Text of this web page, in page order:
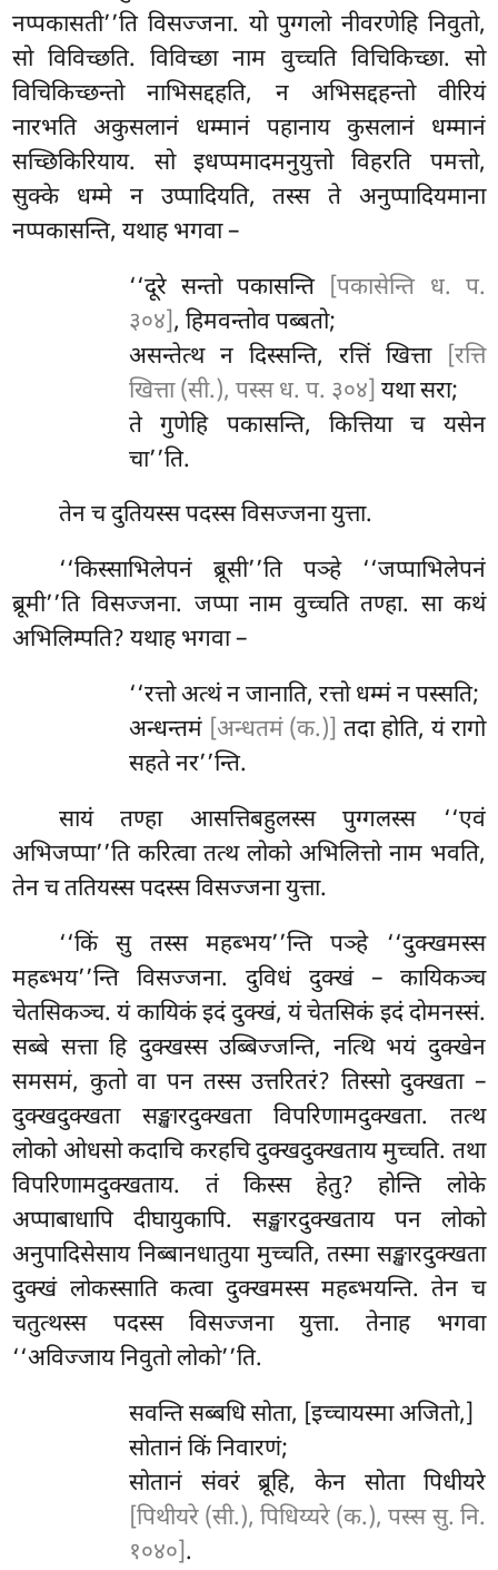
नप्पकासती’’ति विसज्जना. यो पुग्गलो नीवरणेहि निवुतो,
सो विविच्छति. विविच्छा नाम वुच्चति विचिकिच्छा. सो
विचिकिच्छन्तो नाभिसद्दहति, न अभिसद्दहन्तो वीरियं
नारभति अकुसलानं धम्मानं पहानाय कुसलानं धम्मानं
सच्छिकिरियाय. सो इधप्पमादमनुयुत्तो विहरति पमत्तो,
सुक्के धम्मे न उप्पादियति, तस्स ते अनुप्पादियमाना
नप्पकासन्ति, यथाह भगवा –
‘‘दूरे सन्तो पकासन्ति
[पकासेन्ति ध. प.
३०४] , हिमवन्तोव पब्बतो;
असन्तेत्थ न दिस्सन्ति, रत्तिं खित्ता
[रत्ति
खित्ता (सी.), पस्स ध. प. ३०४] यथा सरा;
ते गुणेहि पकासन्ति, कित्तिया च यसेन
चा’’ति.
तेनच दुतियस्स पदस्स विसज्जना युत्ता.
‘‘किस्साभिलेपनं ब्रूसी’’ति पञ्हे ‘‘जप्पाभिलेपनं
ब्रूमी’’ति विसज्जना. जप्पा नाम वुच्चति तण्हा. सा कथं
अभिलिम्पति? यथाह भगवा –
‘‘रत्तोअत्थं न जानाति, रत्तो धम्मं न पस्सति;
अन्धन्तमं [अन्धतमं (क.)] तदा होति, यं रागो
सहते नर’’न्ति.
सायं तण्हा आसत्तिबहुलस्स पुग्गलस्स ‘‘एवं
अभिजप्पा’’ति करित्वा तत्थ लोको अभिलित्तो नाम भवति,
तेन च ततियस्स पदस्स विसज्जना युत्ता.
‘‘किं सु तस्स महब्भय’’न्ति पञ्हे ‘‘दुक्खमस्स
महब्भय’’न्ति विसज्जना. दुविधं दुक्खं – कायिकञ्च
चेतसिकञ्च. यं कायिकं इदं दुक्खं, यं चेतसिकं इदं दोमनस्सं.
सब्बे सत्ता हि दुक्खस्स उब्बिज्जन्ति, नत्थि भयं दुक्खेन
समसमं, कुतो वा पन तस्स उत्तरितरं? तिस्सो दुक्खता –
दुक्खदुक्खता सङ्खारदुक्खता विपरिणामदुक्खता. तत्थ
लोको ओधसो कदाचि करहचि दुक्खदुक्खताय मुच्चति. तथा
विपरिणामदुक्खताय. तं किस्स हेतु? होन्ति लोके
अप्पाबाधापि दीघायुकापि. सङ्खारदुक्खताय पन लोको
अनुपादिसेसाय निब्बानधातुया मुच्चति, तस्मा सङ्खारदुक्खता
दुक्खं लोकस्साति कत्वा दुक्खमस्स महब्भयन्ति. तेन च
चतुत्थस्स पदस्स विसज्जना युत्ता. तेनाह भगवा
‘‘अविज्जाय निवुतो लोको’’ति.
सवन्ति सब्बधि सोता, [इच्चायस्मा अजितो,]
सोतानं किं निवारणं;
सोतानं संवरं ब्रूहि, केन सोता पिधीयरे
[पिथीयरे (सी.), पिधिय्यरे (क.), पस्स सु. नि.
१०४०].